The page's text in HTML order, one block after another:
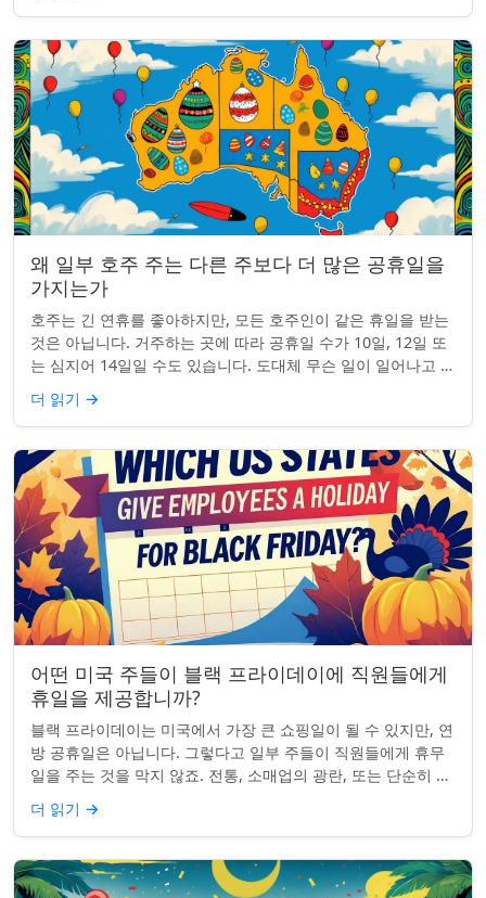
왜 일부 호주 주는 다른 주보다 더 많은 공휴일을
가지는가
호주는 긴 연휴를 좋아하지만, 모든 호주인이 같은 휴일을 받는
것은 아닙니다. 거주하는 곳에 따라 공휴일 수가 10일, 12일 또
는 심지어 14일일 수도 있습니다. 도대체 무슨 일이 일어나고 있
는 걸까요? 왜 일부 ...
더 읽기 →
어떤 미국 주들이 블랙 프라이데이에 직원들에게
휴일을 제공합니까?
블랙 프라이데이는 미국에서 가장 큰 쇼핑일이 될 수 있지만, 연
방 공휴일은 아닙니다. 그렇다고 일부 주들이 직원들에게 휴무
일을 주는 것을 막지 않죠. 전통, 소매업의 광란, 또는 단순히 추
수감사절을 연장하는 것과 관...
더 읽기 →